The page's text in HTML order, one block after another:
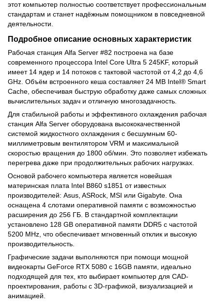
этот компьютер полностью соответствует профессиональным
стандартам и станет надёжным помощником в повседневной
деятельности.
Подробное описание основных характеристик
Рабочая станция Alfa Server #82 построена на базе
современного процессора Intel Core Ultra 5 245KF, который
имеет 14 ядер и 14 потоков с тактовой частотой от 4,2 до 4,6
GHz. Объём встроенного кеша составляет 24 MB Intel® Smart
Cache, обеспечивая быструю обработку даже самых сложных
вычислительных задач и отличную многозадачность.
Для стабильной работы и эффективного охлаждения рабочая
станция Alfa Server оборудована высококачественной
системой жидкостного охлаждения с бесшумным 60-
миллиметровым вентилятором VRM и максимальной
скоростью вращения до 1800 об/мин. Это позволяет избежать
перегрева даже при продолжительных рабочих нагрузках.
Основой рабочего компьютера является новейшая
материнская плата Intel B860 s1851 от известных
производителей: Asus, ASRock, MSI или Gigabyte. Она
оснащена 4 слотами оперативной памяти с возможностью
расширения до 256 ГБ. В стандартной комплектации
установлено 128 GB оперативной памяти DDR5 с частотой
5200 MHz, что обеспечивает мгновенный отклик и высокую
производительность.
Графические задачи выполняются при помощи мощной
видеокарты GeForce RTX 5080 с 16GB памяти, идеально
подходящей для тех, кто выбирает компьютер для CAD-
проектирования, работы с 3D-графикой, визуализацией и
анимацией.